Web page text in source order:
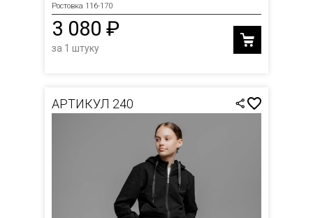
Ростовка 116-170
3 080 ₽
за 1 штуку
АРТИКУЛ 240